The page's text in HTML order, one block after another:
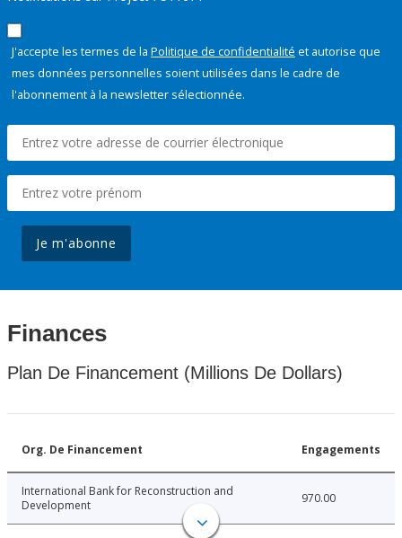
J'accepte les termes de la Politique de confidentialité et autorise que
mes données personnelles soient utilisées dans le cadre de
l'abonnement à la newsletter sélectionnée.
Je m'abonne
Finances
Plan De Financement (Millions De Dollars)
Org. De Financement Engagements
International Bank for Reconstruction and
Development
970.00